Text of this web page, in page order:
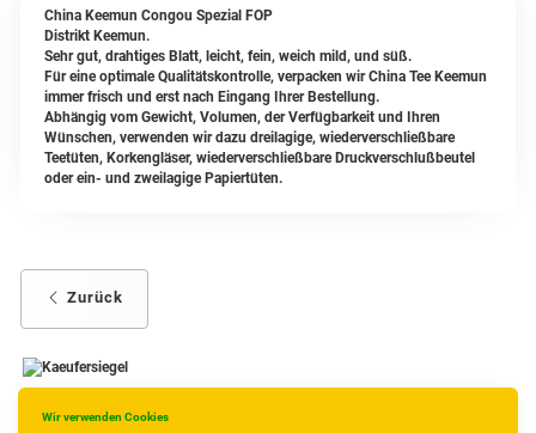
Wir verwenden Cookies
China Keemun Congou Spezial FOP
Distrikt Keemun.
Sehr gut, drahtiges Blatt, leicht, fein, weich mild, und süß.
Für eine optimale Qualitätskontrolle, verpacken wir China Tee Keemun
immer frisch und erst nach Eingang Ihrer Bestellung.
Abhängig vom Gewicht, Volumen, der Verfügbarkeit und Ihren
Wünschen, verwenden wir dazu dreilagige, wiederverschließbare
Teetüten, Korkengläser, wiederverschließbare Druckverschlußbeutel
oder ein- und zweilagige Papiertüten.
Zurück